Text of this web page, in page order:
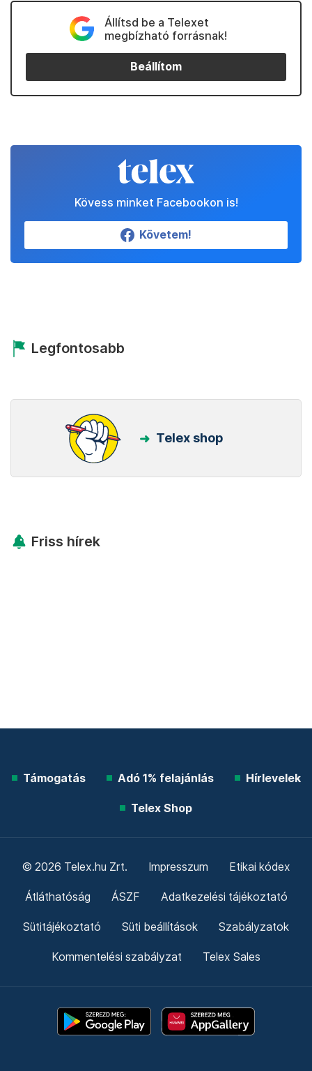
Állítsd be a Telexet
megbízható forrásnak!
Beállítom
Kövess minket Facebookon is!
Követem!
Legfontosabb
Telex shop
Friss hírek
Támogatás Adó 1% felajánlás Hírlevelek
Telex Shop
© 2026 Telex.hu Zrt. Impresszum Etikai kódex
Átláthatóság ÁSZF Adatkezelési tájékoztató
Sütitájékoztató Süti beállítások Szabályzatok
Kommentelési szabályzat Telex Sales